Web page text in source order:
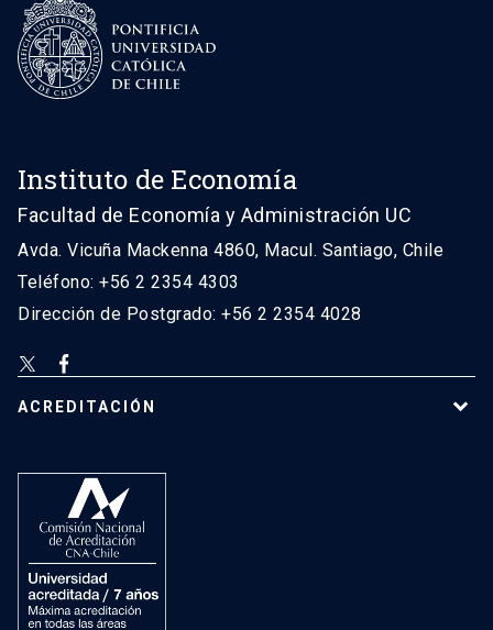
Instituto de Economía
Facultad de Economía y Administración UC
Avda. Vicuña Mackenna 4860, Macul. Santiago, Chile
Teléfono: +56 2 2354 4303
Dirección de Postgrado: +56 2 2354 4028
ACREDITACIÓN